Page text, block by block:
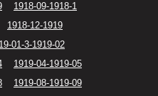
1918-09-1918-1
1918-12-1919
01-3-1919-02
1919-04-1919-05
1919-08-1919-09